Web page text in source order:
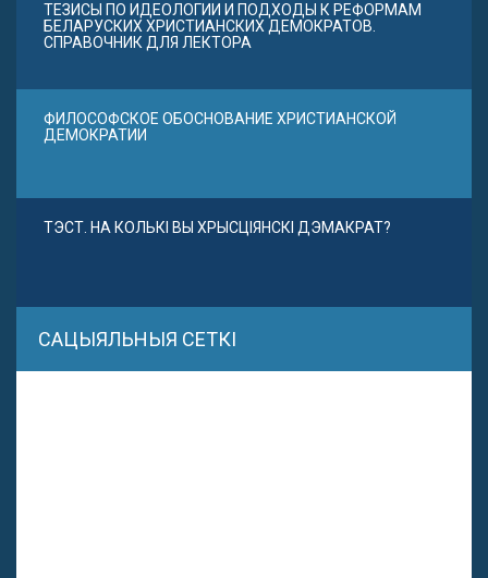
ТЕЗИСЫ ПО ИДЕОЛОГИИ И ПОДХОДЫ К РЕФОРМАМ
БЕЛАРУСКИХ ХРИСТИАНСКИХ ДЕМОКРАТОВ.
СПРАВОЧНИК ДЛЯ ЛЕКТОРА
ФИЛОСОФСКОЕ ОБОСНОВАНИЕ ХРИСТИАНСКОЙ
ДЕМОКРАТИИ
ТЭСТ. НА КОЛЬКІ ВЫ ХРЫСЦІЯНСКІ ДЭМАКРАТ?
САЦЫЯЛЬНЫЯ СЕТКІ